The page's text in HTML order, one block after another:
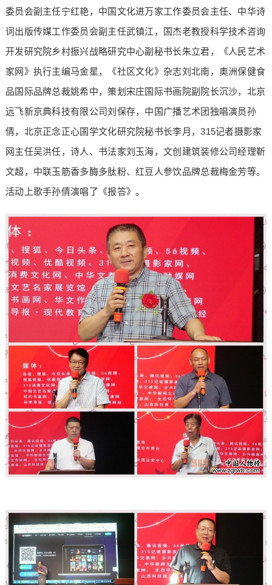
委员会副主任宁红艳，中国文化进万家工作委员会主任、中华诗
词出版传媒工作委员会副主任武镇江，国杰老教授科学技术咨询
开发研究院乡村振兴战略研究中心副秘书长朱立君，《人民艺术
家网》执行主编马金星，《社区文化》杂志刘北南，奥洲保健食
品国际品牌总裁姚希中，策划宋庄国际书画院副院长沉沙，北京
远飞新京典科技有限公司刘保存，中国广播艺术团独唱演员孙
倩，北京正念正心国学文化研究院秘书长李月，315记者摄影家
网主任吴洪任，诗人、书法家刘玉海，文创建筑装修公司经理靳
文超，中联玉筋香多酶多肽粉、红豆人参饮品牌总裁梅金芳等。
活动上歌手孙倩演唱了《报答》。